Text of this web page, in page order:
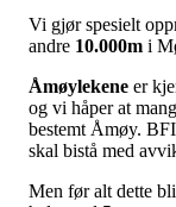
Vi gjør spesielt
andre 10.000m i
Åmøylekene er
og vi håper at
bestemt Åmøy.
skal bistå med
Men før alt dette